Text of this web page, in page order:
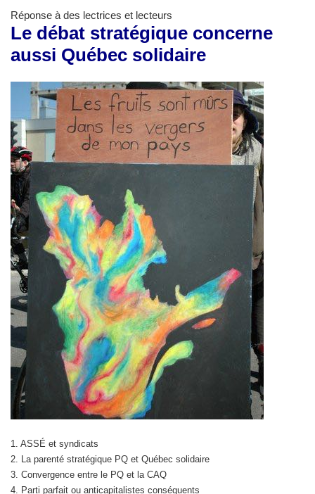
Réponse à des lectrices et lecteurs
Le débat stratégique concerne
aussi Québec solidaire
1. ASSÉ et syndicats
2. La parenté stratégique PQ et Québec solidaire
3. Convergence entre le PQ et la CAQ
4. Parti parfait ou anticapitalistes conséquents